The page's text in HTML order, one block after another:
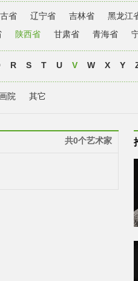
省 辽宁省 吉林省 黑龙江
陕西省 甘肃省 青海省
R S T U V W X Y
院 其它
共0个艺术家